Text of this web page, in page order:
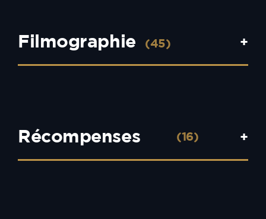
Filmographie (45) +
Récompenses (16) +